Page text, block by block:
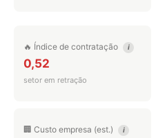
🔥 Índice de contratação i
0,52
setor em retração
🏢 Custo empresa (est.) i